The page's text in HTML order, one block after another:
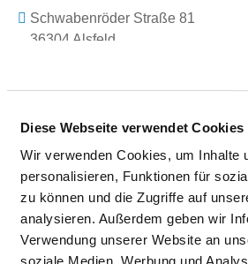
Diese Webseite verwendet Cookies
Wir verwenden Cookies, um Inhalte
personalisieren, Funktionen für
zu können und die Zugriffe auf
analysieren. Außerdem geben wir
Verwendung unserer Website an
Schwabenröder Straße 81
36304 Alsfeld
Fax: 06631-981571
https://www.kkh-alsfeld.de/innere-